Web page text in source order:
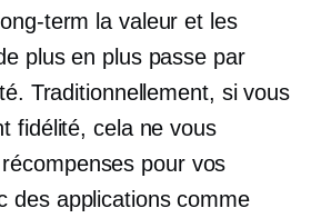
long-term la valeur et les
plus en plus passe par
Traditionnellement, si vous
fidélité, cela ne vous
pour vos
des applications comme